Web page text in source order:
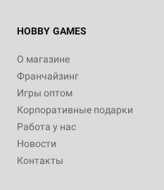
HOBBY GAMES
О магазине
Франчайзинг
Игры оптом
Корпоративные подарки
Работа у нас
Новости
Контакты